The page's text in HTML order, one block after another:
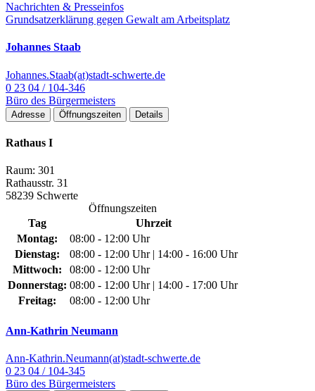
Nachrichten & Presseinfos
Grundsatzerklärung gegen Gewalt am Arbeitsplatz
Johannes Staab
Johannes.Staab(at)stadt-schwerte.de
0 23 04 / 104-346
Büro des Bürgermeisters
Adresse Öffnungszeiten Details
Rathaus I
Raum: 301
Rathausstr. 31
58239 Schwerte
Öffnungszeiten
Tag
Uhrzeit
Montag:
08:00 - 12:00 Uhr
Dienstag:
08:00 - 12:00 Uhr | 14:00 - 16:00 Uhr
Mittwoch:
08:00 - 12:00 Uhr
Donnerstag: 08:00 - 12:00 Uhr | 14:00 - 17:00 Uhr
Freitag:
08:00 - 12:00 Uhr
Ann-Kathrin Neumann
Ann-Kathrin.Neumann(at)stadt-schwerte.de
0 23 04 / 104-345
Büro des Bürgermeisters